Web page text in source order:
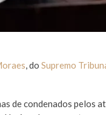
, do Supremo
de condenados